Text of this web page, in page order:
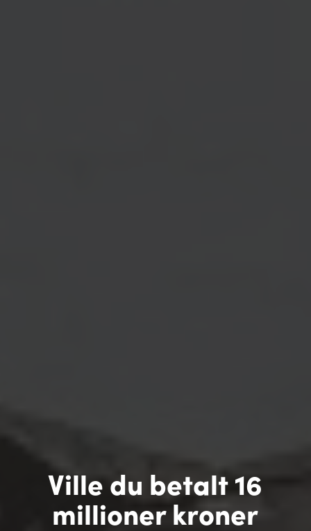
Ville du betalt 16
millioner kroner